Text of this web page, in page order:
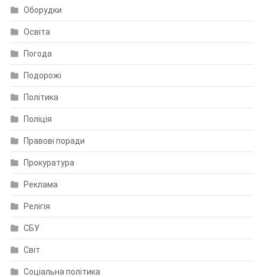
Оборудки
Освіта
Погода
Подорожі
Політика
Поліція
Правові поради
Прокуратура
Реклама
Релігія
СБУ
Світ
Соціальна політика